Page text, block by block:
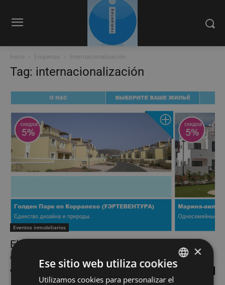
Inicio Etiquetas Internacionalización
Tag: internacionalización
Eventos inmobiliarios
El mercado ruso, seducido por la vivienda
en España
César Villasante
SPANISH
×
Ese sitio web utiliza cookies
Utilizamos cookies para personalizar el